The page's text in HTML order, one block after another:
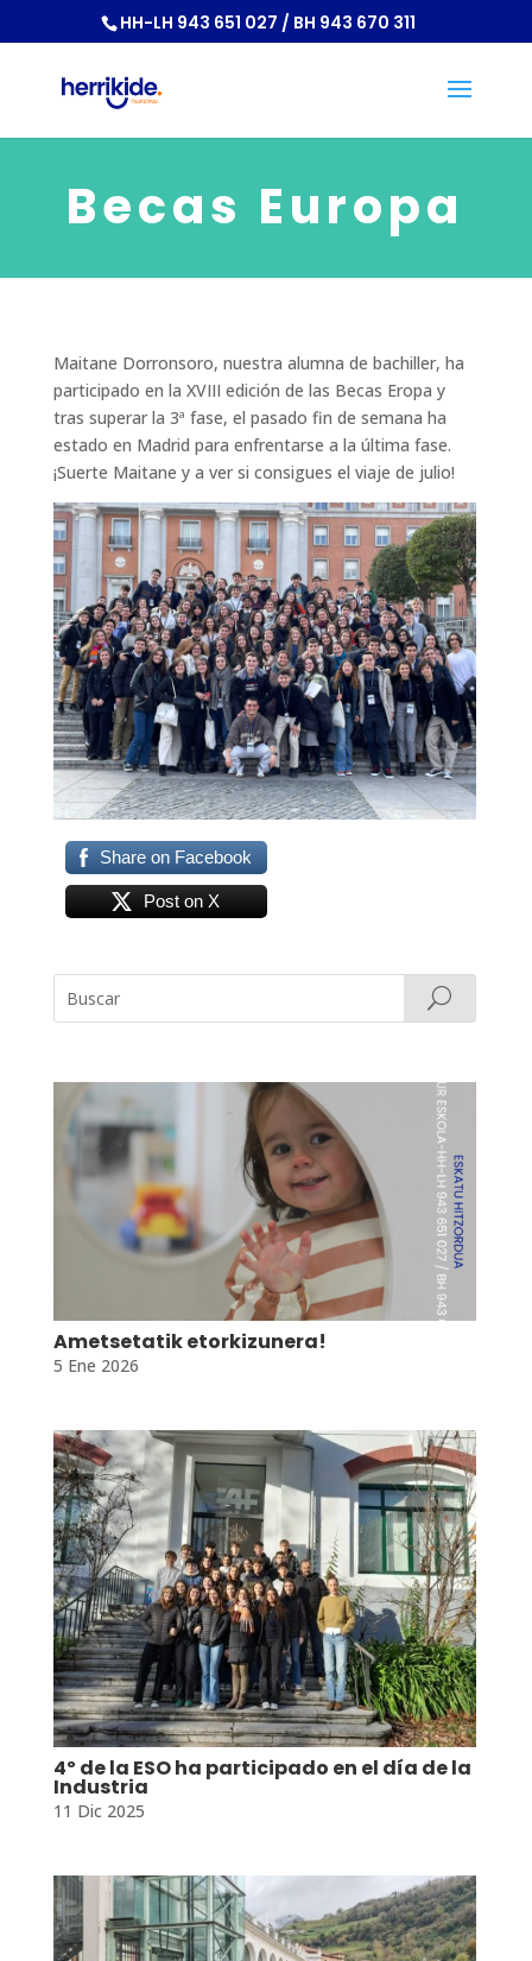
HH-LH 943 651 027 / BH 943 670 311
Becas Europa
Maitane Dorronsoro, nuestra alumna de bachiller, ha
participado en la XVIII edición de las Becas Eropa y
tras superar la 3ª fase, el pasado fin de semana ha
estado en Madrid para enfrentarse a la última fase.
¡Suerte Maitane y a ver si consigues el viaje de julio!
Share on Facebook
Post on X
Ametsetatik etorkizunera!
5 Ene 2026
4º de la ESO ha participado en el día de la
Industria
11 Dic 2025